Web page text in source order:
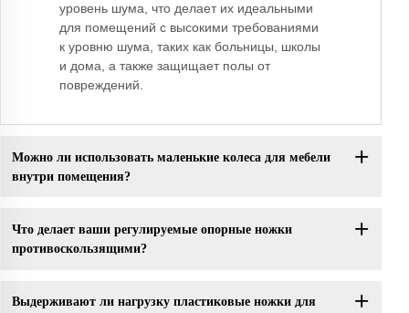
уровень шума, что делает их идеальными
для помещений с высокими требованиями
к уровню шума, таких как больницы, школы
и дома, а также защищает полы от
повреждений.
Можно ли использовать маленькие колеса для мебели
внутри помещения?
Что делает ваши регулируемые опорные ножки
противоскользящими?
Выдерживают ли нагрузку пластиковые ножки для